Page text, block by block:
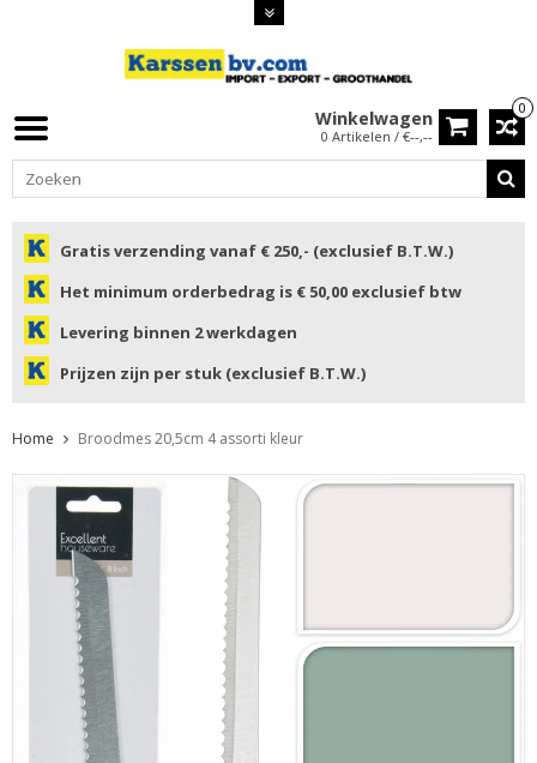
0
Winkelwagen
0 Artikelen / €--,--
Gratis verzending vanaf € 250,- (exclusief B.T.W.)
Het minimum orderbedrag is € 50,00 exclusief btw
Levering binnen 2 werkdagen
Prijzen zijn per stuk (exclusief B.T.W.)
Home Broodmes 20,5cm 4 assorti kleur